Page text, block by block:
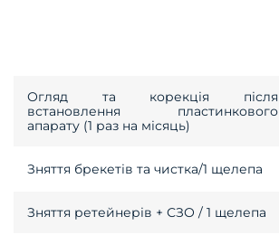
Огляд та корекція після
встановлення пластинкового
апарату (1 раз на місяць)
Зняття брекетів та чистка/1 щелепа
Зняття ретейнерів + СЗО / 1 щелепа